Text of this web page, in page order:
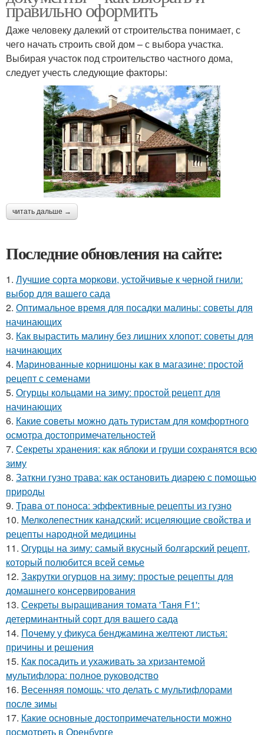
правильно оформить
Даже человеку далекий от строительства понимает, с
чего начать строить свой дом – с выбора участка.
Выбирая участок под строительство частного дома,
следует учесть следующие факторы:
читать дальше →
Последние обновления на сайте:
1. Лучшие сорта моркови, устойчивые к черной гнили:
выбор для вашего сада
2. Оптимальное время для посадки малины: советы для
начинающих
3. Как вырастить малину без лишних хлопот: советы для
начинающих
4. Маринованные корнишоны как в магазине: простой
рецепт с семенами
5. Огурцы кольцами на зиму: простой рецепт для
начинающих
6. Какие советы можно дать туристам для комфортного
осмотра достопримечательностей
7. Секреты хранения: как яблоки и груши сохранятся всю
зиму
8. Заткни гузно трава: как остановить диарею с помощью
природы
9. Трава от поноса: эффективные рецепты из гузно
10. Мелколепестник канадский: исцеляющие свойства и
рецепты народной медицины
11. Огурцы на зиму: самый вкусный болгарский рецепт,
который полюбится всей семье
12. Закрутки огурцов на зиму: простые рецепты для
домашнего консервирования
13. Секреты выращивания томата 'Таня F1':
детерминантный сорт для вашего сада
14. Почему у фикуса бенджамина желтеют листья:
причины и решения
15. Как посадить и ухаживать за хризантемой
мультифлора: полное руководство
16. Весенняя помощь: что делать с мультифлорами
после зимы
17. Какие основные достопримечательности можно
посмотреть в Оренбурге